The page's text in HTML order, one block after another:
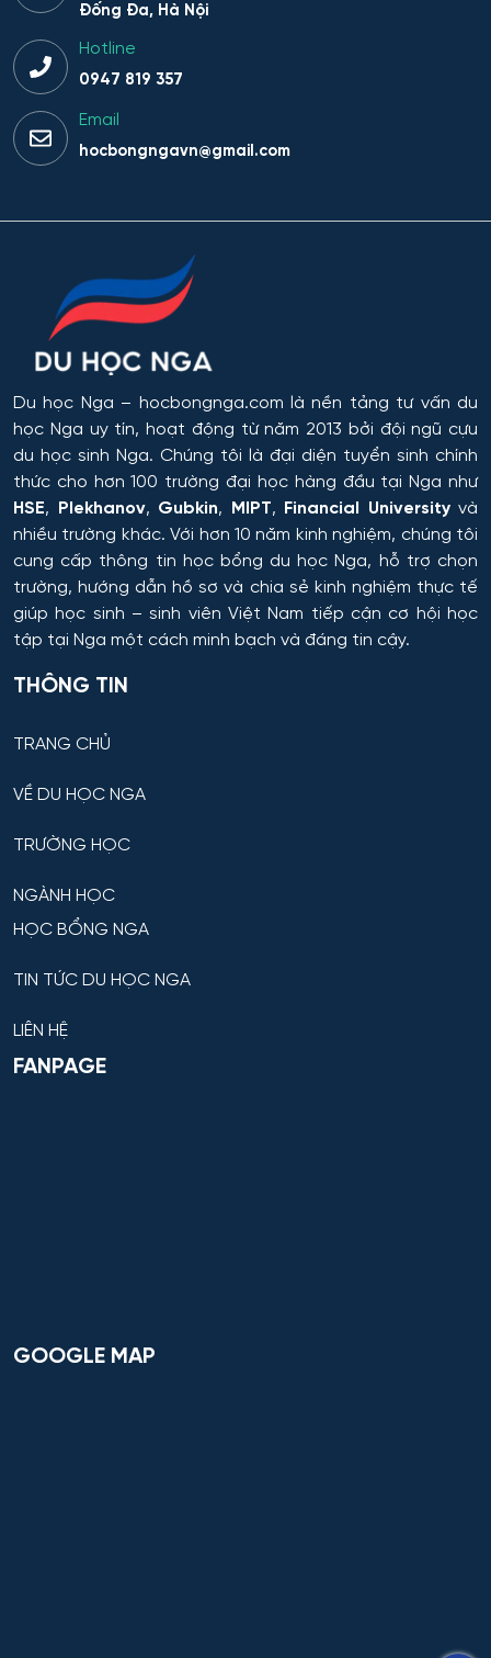
Đống Đa, Hà Nội
Hotline
0947 819 357
Email
hocbongngavn@gmail.com
Du học Nga – hocbongnga.com là nền tảng tư vấn du
học Nga uy tín, hoạt động từ năm 2013 bởi đội ngũ cựu
du học sinh Nga. Chúng tôi là đại diện tuyển sinh chính
thức cho hơn 100 trường đại học hàng đầu tại Nga như
HSE, Plekhanov, Gubkin, MIPT, Financial Universityvà
nhiều trường khác. Với hơn 10 năm kinh nghiệm, chúng tôi
cung cấp thông tin học bổng du học Nga, hỗ trợ chọn
trường, hướng dẫn hồ sơ và chia sẻ kinh nghiệm thực tế
giúp học sinh – sinh viên Việt Nam tiếp cận cơ hội học
tập tại Nga một cách minh bạch và đáng tin cậy.
THÔNG TIN
TRANG CHỦ
VỀ DU HỌC NGA
TRƯỜNG HỌC
NGÀNH HỌC
HỌC BỔNG NGA
TIN TỨC DU HỌC NGA
LIÊN HỆ
FANPAGE
GOOGLE MAP